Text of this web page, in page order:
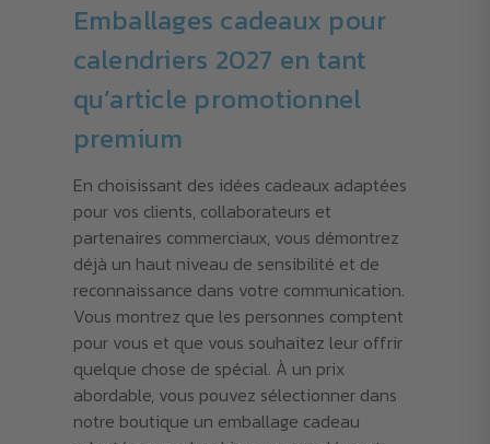
Emballages cadeaux pour
calendriers 2027 en tant
qu’article promotionnel
premium
En choisissant des idées cadeaux adaptées
pour vos clients, collaborateurs et
partenaires commerciaux, vous démontrez
déjà un haut niveau de sensibilité et de
reconnaissance dans votre communication.
Vous montrez que les personnes comptent
pour vous et que vous souhaitez leur offrir
quelque chose de spécial. À un prix
abordable, vous pouvez sélectionner dans
notre boutique un emballage cadeau